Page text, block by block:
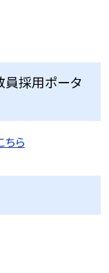
員採用ポータ
ちら